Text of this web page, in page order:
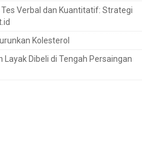
Verbal dan Kuantitatif: Strategi
Kolesterol
Dibeli di Tengah Persaingan